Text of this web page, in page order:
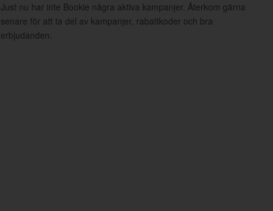
Just nu har inte Bookie några aktiva kampanjer. Återkom gärna
senare för att ta del av kampanjer, rabattkoder och bra
erbjudanden.